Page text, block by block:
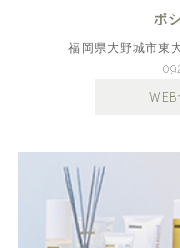
ポ
福岡県大野城市東